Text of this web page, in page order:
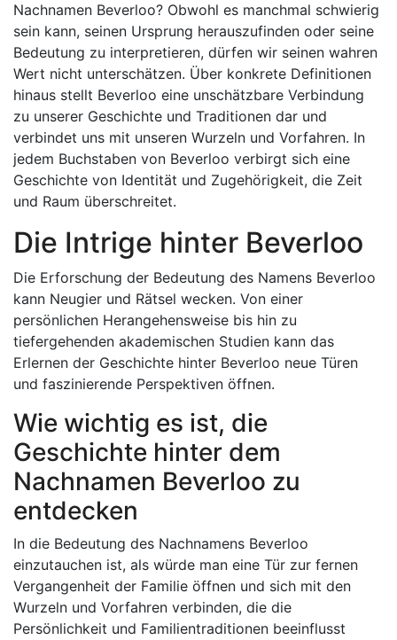
Nachnamen Beverloo? Obwohl es manchmal schwierig
sein kann, seinen Ursprung herauszufinden oder seine
Bedeutung zu interpretieren, dürfen wir seinen wahren
Wert nicht unterschätzen. Über konkrete Definitionen
hinaus stellt Beverloo eine unschätzbare Verbindung
zu unserer Geschichte und Traditionen dar und
verbindet uns mit unseren Wurzeln und Vorfahren. In
jedem Buchstaben von Beverloo verbirgt sich eine
Geschichte von Identität und Zugehörigkeit, die Zeit
und Raum überschreitet.
Die Intrige hinter Beverloo
Die Erforschung der Bedeutung des Namens Beverloo
kann Neugier und Rätsel wecken. Von einer
persönlichen Herangehensweise bis hin zu
tiefergehenden akademischen Studien kann das
Erlernen der Geschichte hinter Beverloo neue Türen
und faszinierende Perspektiven öffnen.
Wie wichtig es ist, die
Geschichte hinter dem
Nachnamen Beverloo zu
entdecken
In die Bedeutung des Nachnamens Beverloo
einzutauchen ist, als würde man eine Tür zur fernen
Vergangenheit der Familie öffnen und sich mit den
Wurzeln und Vorfahren verbinden, die die
Persönlichkeit und Familientraditionen beeinflusst